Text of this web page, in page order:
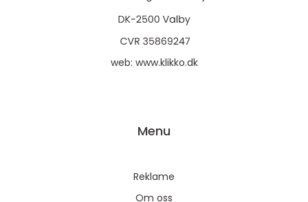
web: www.klikko.dk
Menu
Reklame
Om oss